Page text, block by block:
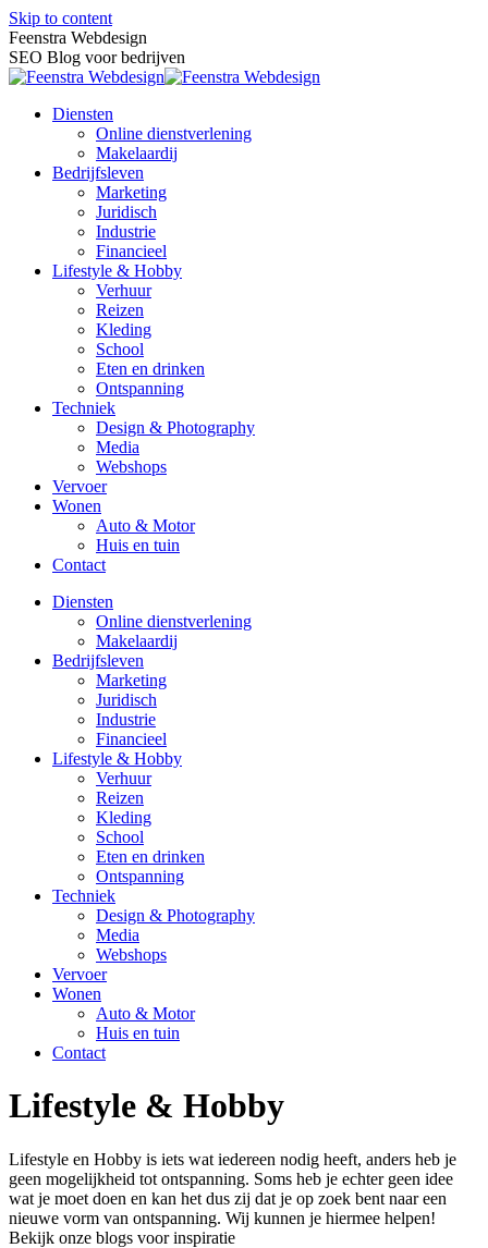
Skip to content
Feenstra Webdesign
SEO Blog voor bedrijven
Diensten
Online dienstverlening
Makelaardij
Bedrijfsleven
Marketing
Juridisch
Industrie
Financieel
Lifestyle & Hobby
Verhuur
Reizen
Kleding
School
Eten en drinken
Ontspanning
Techniek
Design & Photography
Media
Webshops
Vervoer
Wonen
Auto & Motor
Huis en tuin
Contact
Diensten
Online dienstverlening
Makelaardij
Bedrijfsleven
Marketing
Juridisch
Industrie
Financieel
Lifestyle & Hobby
Verhuur
Reizen
Kleding
School
Eten en drinken
Ontspanning
Techniek
Design & Photography
Media
Webshops
Vervoer
Wonen
Auto & Motor
Huis en tuin
Contact
Lifestyle & Hobby
Lifestyle en Hobby is iets wat iedereen nodig heeft, anders heb je
geen mogelijkheid tot ontspanning. Soms heb je echter geen idee
wat je moet doen en kan het dus zij dat je op zoek bent naar een
nieuwe vorm van ontspanning. Wij kunnen je hiermee helpen!
Bekijk onze blogs voor inspiratie